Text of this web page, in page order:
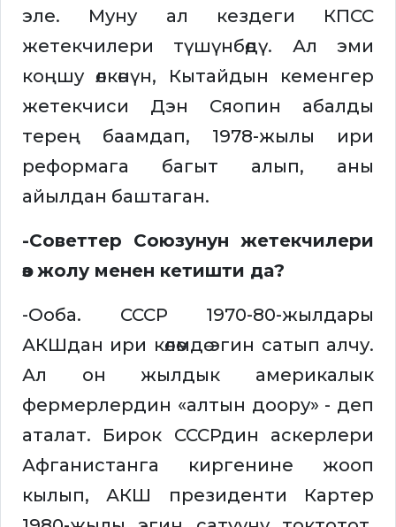
эле. Муну ал кездеги КПСС
жетекчилери түшүнбөдү. Ал эми
коңшу өлкөнүн, Кытайдын кеменгер
жетекчиси Дэн Сяопин абалды
терең баамдап, 1978-жылы ири
реформага багыт алып, аны
айылдан баштаган.
-Советтер Союзунун жетекчилери
өз жолу менен кетишти да?
-Ооба. СССР 1970-80-жылдары
АКШдан ири көлөмдө эгин сатып алчу.
Ал он жылдык америкалык
фермерлердин «алтын доору» - деп
аталат. Бирок СССРдин аскерлери
Афганистанга киргенине жооп
кылып, АКШ президенти Картер